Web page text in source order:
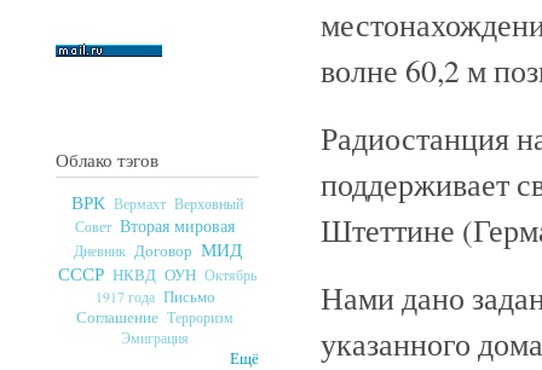
Облако тэгов
ВРК Вермахт Верховный
Совет Вторая мировая
Дневник Договор МИД
СССР НКВД ОУН Октябрь
1917 года Письмо
Соглашение Терроризм
Эмиграция
Ещё
волне 60,2 м
Радиостанция
поддерживает
Штеттине
Нами дано
указанного